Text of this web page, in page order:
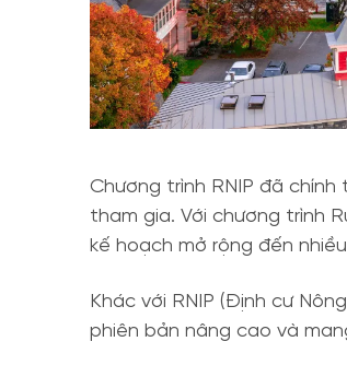
Chương trình RNIP đã
tham gia. Với chương trình
kế hoạch mở rộng đến
Khác với RNIP (Định cư
phiên bản nâng cao và